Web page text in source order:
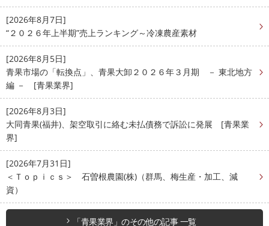
[2026年8月7日]
“２０２６年上半期”売上ランキング～冷凍農産素材
[2026年8月5日]
青果市場の「転換点」、青果大卸２０２６年３月期 － 東北地方
編 － [青果業界]
[2026年8月3日]
大同青果(福井)、架空取引に絡む未払債務で訴訟に発展 [青果業
界]
[2026年7月31日]
＜Ｔｏｐｉｃｓ＞ 石曽根農園(株)（群馬、梅生産・加工、減
資）
「青果業界」のその他の記事 一覧